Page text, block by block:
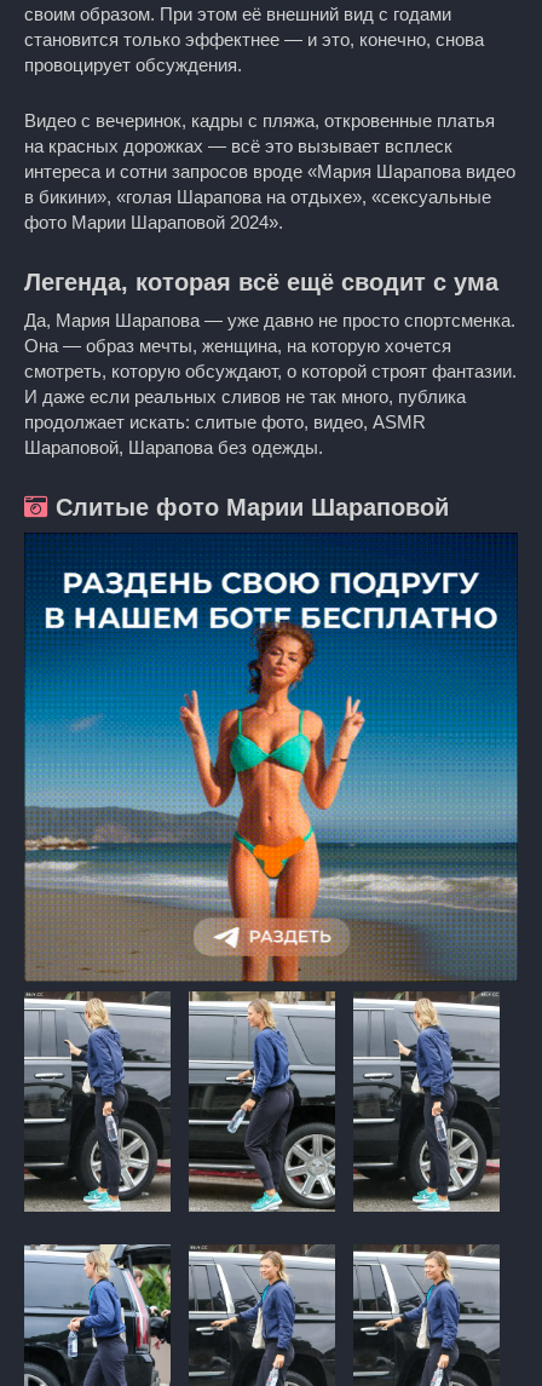
своим образом. При этом её внешний вид с годами
становится только эффектнее — и это, конечно, снова
провоцирует обсуждения.
Видео с вечеринок, кадры с пляжа, откровенные платья
на красных дорожках — всё это вызывает всплеск
интереса и сотни запросов вроде «Мария Шарапова видео
в бикини», «голая Шарапова на отдыхе», «сексуальные
фото Марии Шараповой 2024».
Легенда, которая всё ещё сводит с ума
Да, Мария Шарапова — уже давно не просто спортсменка.
Она — образ мечты, женщина, на которую хочется
смотреть, которую обсуждают, о которой строят фантазии.
И даже если реальных сливов не так много, публика
продолжает искать: слитые фото, видео, ASMR
Шараповой, Шарапова без одежды.
Слитые фото Марии Шараповой